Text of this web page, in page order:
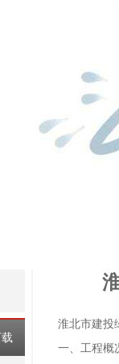
淮北市建投
一、工程概